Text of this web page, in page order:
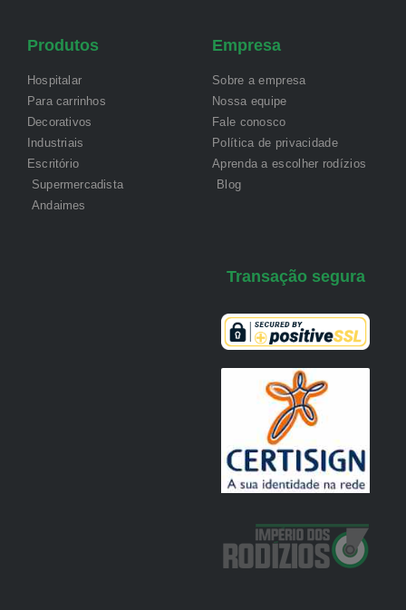
Produtos
Hospitalar
Para carrinhos
Decorativos
Industriais
Escritório
Supermercadista
Andaimes
Empresa
Sobre a empresa
Nossa equipe
Fale conosco
Política de privacidade
Aprenda a escolher rodízios
Blog
Transação segura